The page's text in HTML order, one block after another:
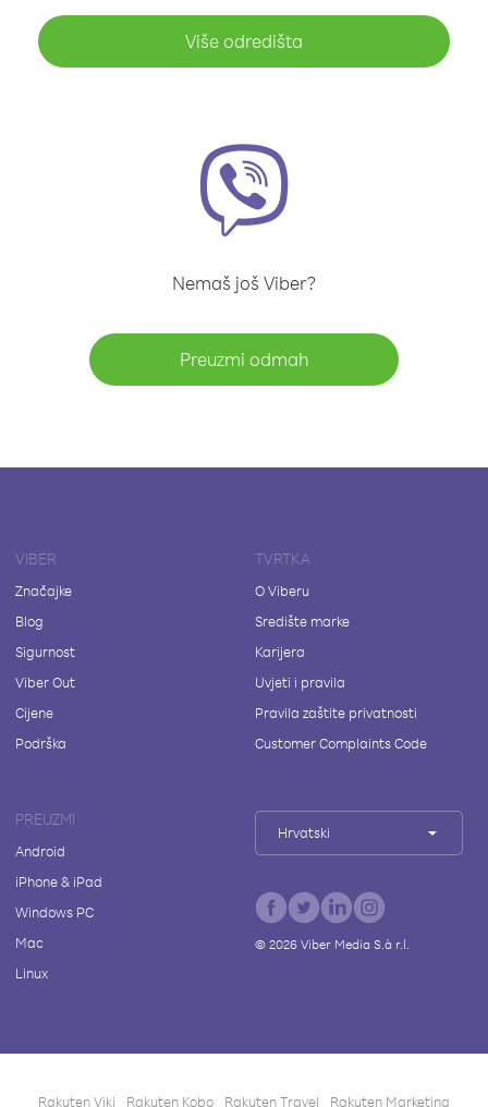
Više odredišta
Nemaš još Viber?
Preuzmi odmah
VIBER
Značajke
Blog
Sigurnost
Viber Out
Cijene
Podrška
TVRTKA
O Viberu
Središte marke
Karijera
Uvjeti i pravila
Pravila zaštite privatnosti
Customer Complaints Code
PREUZMI
Android
iPhone & iPad
Windows PC
Mac
Linux
Hrvatski
© 2026Viber Media S.à r.l.
Rakuten Viki Rakuten Kobo Rakuten Travel Rakuten Marketing